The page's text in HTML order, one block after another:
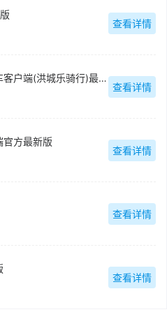
查看详情
南昌公共自行车客户端(洪城乐骑行)最新版
查看详情
官方最新版
查看详情
查看详情
查看详情